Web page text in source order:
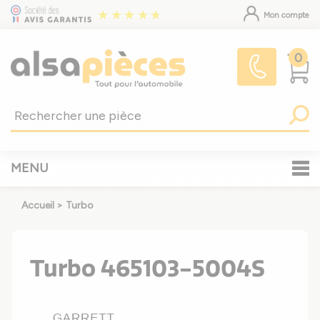
Mon compte
0
MENU
Accueil > Turbo
Turbo 465103-5004S